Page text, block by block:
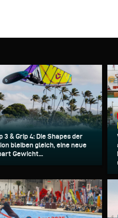
3 & Grip 4: Die Shapes der
bleiben gleich, eine neue
Gewicht...